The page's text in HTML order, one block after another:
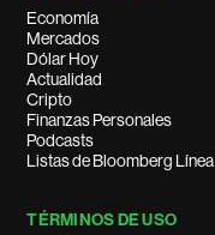
Economía
Mercados
Dólar Hoy
Actualidad
Cripto
Finanzas Personales
Podcasts
Listas de Bloomberg Línea
TÉRMINOS DE USO